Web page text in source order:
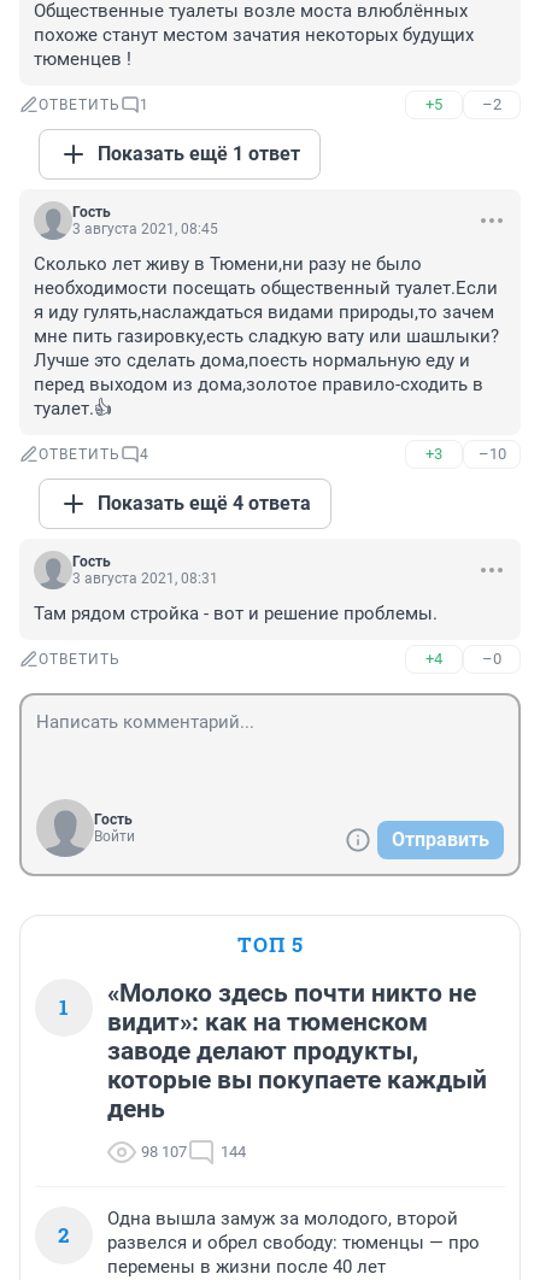
Общественные туалеты возле моста влюблённых
похоже станут местом зачатия некоторых будущих
тюменцев !
ОТВЕТИТЬ 1 +5 –2
Показать ещё 1 ответ
Гость
3 августа 2021, 08:45
Сколько лет живу в Тюмени,ни разу не было
необходимости посещать общественный туалет.Если
я иду гулять,наслаждаться видами природы,то зачем
мне пить газировку,есть сладкую вату или шашлыки?
Лучше это сделать дома,поесть нормальную еду и
перед выходом из дома,золотое правило-сходить в
туалет.👍
ОТВЕТИТЬ 4 +3 –10
Показать ещё 4 ответа
Гость
3 августа 2021, 08:31
Там рядом стройка - вот и решение проблемы.
ОТВЕТИТЬ +4 –0
Гость
Войти
Отправить
ТОП 5
1
«Молоко здесь почти никто не
видит»: как на тюменском
заводе делают продукты,
которые вы покупаете каждый
день
98 107 144
2
Одна вышла замуж за молодого, второй
развелся и обрел свободу: тюменцы — про
перемены в жизни после 40 лет